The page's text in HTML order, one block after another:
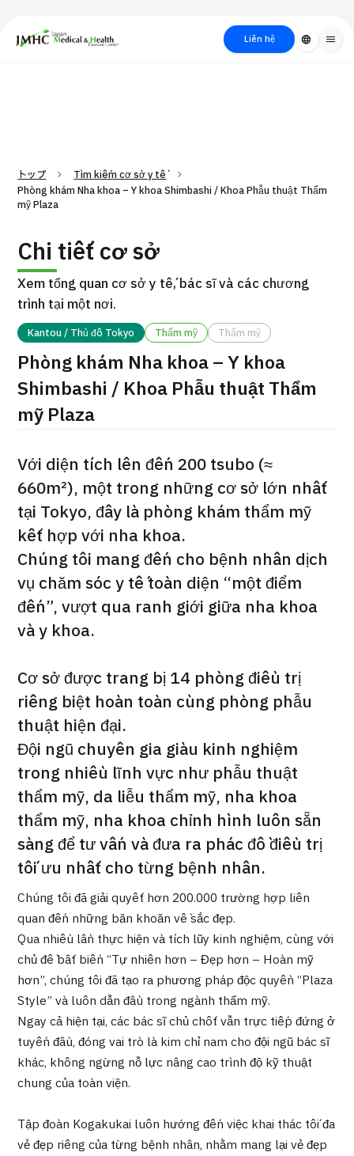
Trung tâm Du lịch Y tế & Sức khỏe Nhật Bản (JMHC)
Liên hệ language menu
TOP
Giới thiệu
Bệnh nhân QT
Quy trình khám chữa bệnh
Chương trình
Tìm theo bộ phận / bệnh
Tìm theo xét nghiệm / phương pháp /
cách điều trị
Tìm kiếm y học thẩm mỹ
Nội dung nổi bật
Tin tức
Dành cho cơ sở y tế
Công ty vận hành
Chính sách bảo vệ dữ liệu cá nhân
Hướng dẫn và chính sách của công ty
Quản trị JTB
Tiếng Việt
Gói dịch vụ ý kiến y tế thứ hai cho bệnh nhân quốc tế（Bệnh
viện Đa khoa Shonan Kamakura）
治療 治療
2026.01.12
トップ
Tìm kiếm cơ sở y tế
Phòng khám Nha khoa – Y khoa Shimbashi / Khoa Phẫu thuật Thẩm
mỹ Plaza
Chi tiết cơ sở
Xem tổng quan cơ sở y tế, bác sĩ và các chương
trình tại một nơi.
Kantou / Thủ đô Tokyo Thẩm mỹ Thẩm mỹ
Phòng khám Nha khoa – Y khoa
Shimbashi / Khoa Phẫu thuật Thẩm
mỹ Plaza
Với diện tích lên đến 200 tsubo (≈
660m²), một trong những cơ sở lớn nhất
tại Tokyo, đây là phòng khám thẩm mỹ
kết hợp với nha khoa.
Chúng tôi mang đến cho bệnh nhân dịch
vụ chăm sóc y tế toàn diện “một điểm
đến”, vượt qua ranh giới giữa nha khoa
và y khoa.
Cơ sở được trang bị 14 phòng điều trị
riêng biệt hoàn toàn cùng phòng phẫu
thuật hiện đại.
Đội ngũ chuyên gia giàu kinh nghiệm
trong nhiều lĩnh vực như phẫu thuật
thẩm mỹ, da liễu thẩm mỹ, nha khoa
thẩm mỹ, nha khoa chỉnh hình luôn sẵn
sàng để tư vấn và đưa ra phác đồ điều trị
tối ưu nhất cho từng bệnh nhân.
Chúng tôi đã giải quyết hơn 200.000 trường hợp liên
quan đến những băn khoăn về sắc đẹp.
Qua nhiều lần thực hiện và tích lũy kinh nghiệm, cùng với
chủ đề bất biến “Tự nhiên hơn – Đẹp hơn – Hoàn mỹ
hơn”, chúng tôi đã tạo ra phương pháp độc quyền “Plaza
Style” và luôn dẫn đầu trong ngành thẩm mỹ.
Ngay cả hiện tại, các bác sĩ chủ chốt vẫn trực tiếp đứng ở
tuyến đầu, đóng vai trò là kim chỉ nam cho đội ngũ bác sĩ
khác, không ngừng nỗ lực nâng cao trình độ kỹ thuật
chung của toàn viện.
Tập đoàn Kogakukai luôn hướng đến việc khai thác tối đa
vẻ đẹp riêng của từng bệnh nhân, nhằm mang lại vẻ đẹp